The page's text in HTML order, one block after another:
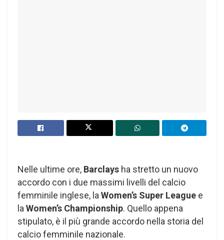
Nelle ultime ore, Barclays ha stretto un nuovo
accordo con i due massimi livelli del calcio
femminile inglese, la Women’s Super League e
la Women’s Championship. Quello appena
stipulato, è il più grande accordo nella storia del
calcio femminile nazionale.